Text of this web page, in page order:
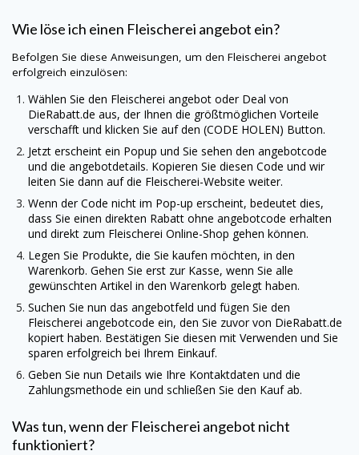
Wie löse ich einen Fleischerei angebot ein?
Befolgen Sie diese Anweisungen, um den Fleischerei angebot
erfolgreich einzulösen:
Wählen Sie den Fleischerei angebot oder Deal von
DieRabatt.de aus, der Ihnen die größtmöglichen Vorteile
verschafft und klicken Sie auf den (CODE HOLEN) Button.
Jetzt erscheint ein Popup und Sie sehen den angebotcode
und die angebotdetails. Kopieren Sie diesen Code und wir
leiten Sie dann auf die Fleischerei-Website weiter.
Wenn der Code nicht im Pop-up erscheint, bedeutet dies,
dass Sie einen direkten Rabatt ohne angebotcode erhalten
und direkt zum Fleischerei Online-Shop gehen können.
Legen Sie Produkte, die Sie kaufen möchten, in den
Warenkorb. Gehen Sie erst zur Kasse, wenn Sie alle
gewünschten Artikel in den Warenkorb gelegt haben.
Suchen Sie nun das angebotfeld und fügen Sie den
Fleischerei angebotcode ein, den Sie zuvor von DieRabatt.de
kopiert haben. Bestätigen Sie diesen mit Verwenden und Sie
sparen erfolgreich bei Ihrem Einkauf.
Geben Sie nun Details wie Ihre Kontaktdaten und die
Zahlungsmethode ein und schließen Sie den Kauf ab.
Was tun, wenn der Fleischerei angebot nicht
funktioniert?